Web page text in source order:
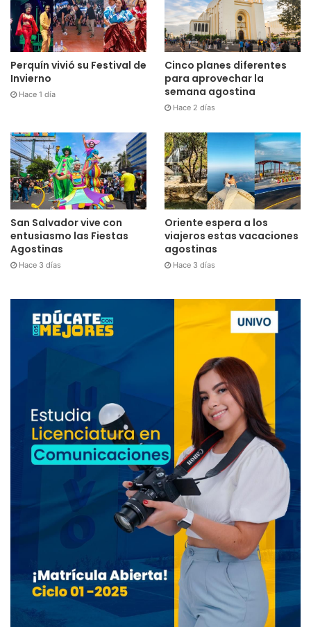
Perquín vivió su Festival de
Invierno
Hace 1 día
Cinco planes diferentes
para aprovechar la
semana agostina
Hace 2 días
San Salvador vive con
entusiasmo las Fiestas
Agostinas
Hace 3 días
Oriente espera a los
viajeros estas vacaciones
agostinas
Hace 3 días